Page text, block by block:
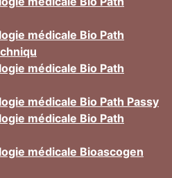
médicale Bio Path
médicale Bio Path
médicale Bio Path Passy
médicale Bio Path
médicale Bioascogen